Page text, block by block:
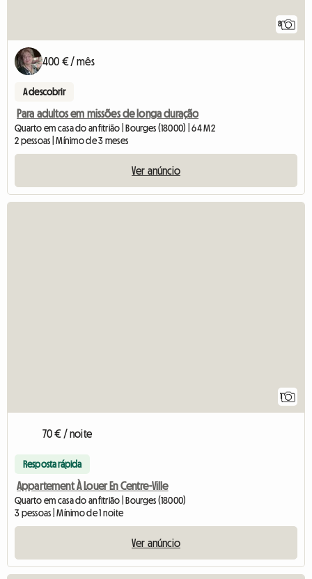
8
400 € / mês
A descobrir
Para adultos em missões de longa duração
Quarto em casa do anfitrião | Bourges (18000) | 64 M2
2 pessoas | Mínimo de 3 meses
Ver anúncio
1
70 € / noite
Resposta rápida
Appartement À Louer En Centre-Ville
Quarto em casa do anfitrião | Bourges (18000)
3 pessoas | Mínimo de 1 noite
Ver anúncio